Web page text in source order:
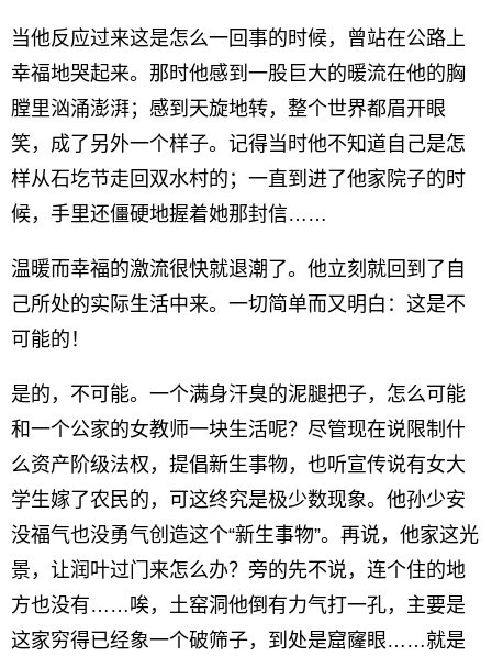
当他反应过来这是怎么一回事的时候，曾站在公路上
幸福地哭起来。那时他感到一股巨大的暖流在他的胸
膛里汹涌澎湃；感到天旋地转，整个世界都眉开眼
笑，成了另外一个样子。记得当时他不知道自己是怎
样从石圪节走回双水村的；一直到进了他家院子的时
候，手里还僵硬地握着她那封信……
温暖而幸福的激流很快就退潮了。他立刻就回到了自
己所处的实际生活中来。一切简单而又明白：这是不
可能的！
是的，不可能。一个满身汗臭的泥腿把子，怎么可能
和一个公家的女教师一块生活呢？尽管现在说限制什
么资产阶级法权，提倡新生事物，也听宣传说有女大
学生嫁了农民的，可这终究是极少数现象。他孙少安
没福气也没勇气创造这个“新生事物”。再说，他家这光
景，让润叶过门来怎么办？旁的先不说，连个住的地
方也没有……唉，土窑洞他倒有力气打一孔，主要是
这家穷得已经象一个破筛子，到处是窟窿眼……就是